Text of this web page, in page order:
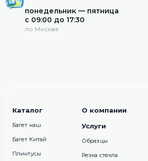
понедельник — пятница
с 09:00 до 17:30
по Москве
Каталог
Багет наш
Багет Китай
Плинтусы
О компании
Услуги
Образцы
Резка стекла